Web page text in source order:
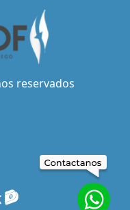
reservados